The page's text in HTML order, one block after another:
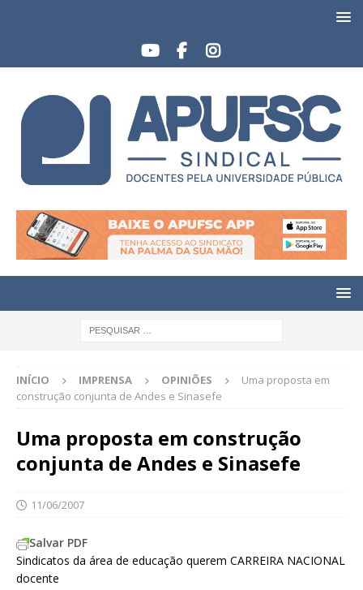
INÍCIO IMPRENSA OPINIÕES
Uma proposta em
construção conjunta de Andes e Sinasefe
Uma proposta em construção
conjunta de Andes e Sinasefe
11/06/2007
Salvar PDF
Sindicatos da área de educação querem CARREIRA NACIONAL
docente